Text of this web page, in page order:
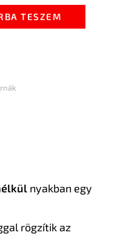
TESZEM
nyakban egy
rögzítik az